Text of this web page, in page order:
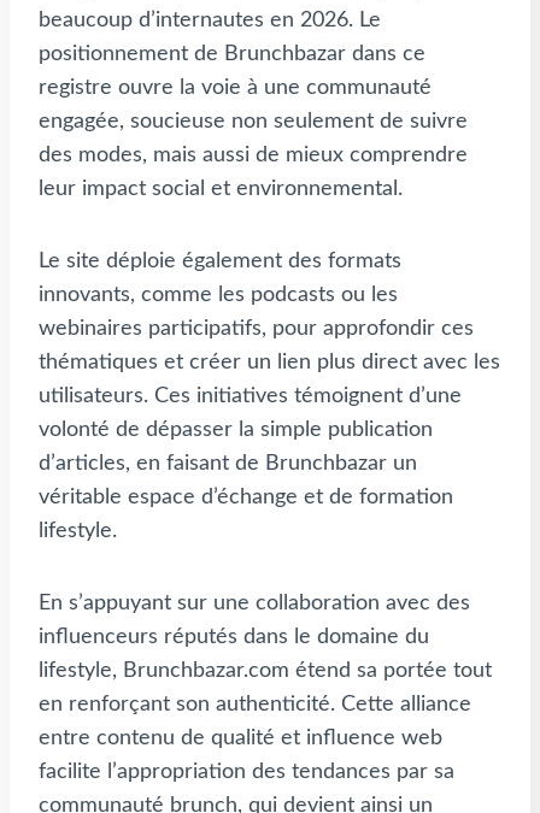
beaucoup d’internautes en 2026. Le
positionnement de Brunchbazar dans ce
registre ouvre la voie à une communauté
engagée, soucieuse non seulement de suivre
des modes, mais aussi de mieux comprendre
leur impact social et environnemental.
Le site déploie également des formats
innovants, comme les podcasts ou les
webinaires participatifs, pour approfondir ces
thématiques et créer un lien plus direct avec les
utilisateurs. Ces initiatives témoignent d’une
volonté de dépasser la simple publication
d’articles, en faisant de Brunchbazar un
véritable espace d’échange et de formation
lifestyle.
En s’appuyant sur une collaboration avec des
influenceurs réputés dans le domaine du
lifestyle, Brunchbazar.com étend sa portée tout
en renforçant son authenticité. Cette alliance
entre contenu de qualité et influence web
facilite l’appropriation des tendances par sa
communauté brunch, qui devient ainsi un